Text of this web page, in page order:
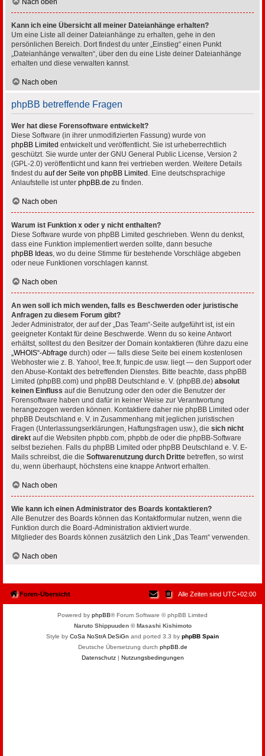
Nach oben
Kann ich eine Übersicht all meiner Dateianhänge erhalten?
Um eine Liste all deiner Dateianhänge zu erhalten, gehe in den
persönlichen Bereich. Dort findest du unter „Einstieg“ einen Punkt
„Dateianhänge verwalten“, über den du eine Liste deiner Dateianhänge
erhalten und diese verwalten kannst.
Nach oben
phpBB betreffende Fragen
Wer hat diese Forensoftware entwickelt?
Diese Software (in ihrer unmodifizierten Fassung) wurde von
phpBB Limited entwickelt und veröffentlicht. Sie ist urheberrechtlich
geschützt. Sie wurde unter der GNU General Public License, Version 2
(GPL-2.0) veröffentlicht und kann frei vertrieben werden. Weitere Details
findest du auf der Seite von phpBB Limited . Eine deutschsprachige
Anlaufstelle ist unter phpBB.de zu finden.
Nach oben
Warum ist Funktion x oder y nicht enthalten?
Diese Software wurde von phpBB Limited geschrieben. Wenn du denkst,
dass eine Funktion implementiert werden sollte, dann besuche
phpBB Ideas, wo du deine Stimme für bestehende Vorschläge abgeben
oder neue Funktionen vorschlagen kannst.
Nach oben
An wen soll ich mich wenden, falls es Beschwerden oder juristische
Anfragen zu diesem Forum gibt?
Jeder Administrator, der auf der „Das Team“-Seite aufgeführt ist, ist ein
geeigneter Kontakt für deine Beschwerde. Wenn du so keine Antwort
erhältst, solltest du den Besitzer der Domain kontaktieren (führe dazu eine
„WHOIS“-Abfrage durch) oder — falls diese Seite bei einem kostenlosen
Webhoster wie z. B. Yahoo!, free.fr, funpic.de usw. liegt — den Support oder
den Abuse-Kontakt des betreffenden Dienstes. Bitte beachte, dass phpBB
Limited (phpBB.com) und phpBB Deutschland e. V. (phpBB.de) absolut
keinen Einfluss auf die Benutzung oder den oder die Benutzer der
Forensoftware haben und dafür in keiner Weise zur Verantwortung
herangezogen werden können. Kontaktiere daher nie phpBB Limited oder
phpBB Deutschland e. V. in Zusammenhang mit jeglichen juristischen
Fragen (Unterlassungserklärungen, Haftungsfragen usw.), die sich nicht
direkt auf die Websiten phpbb.com, phpbb.de oder die phpBB-Software
selbst beziehen. Falls du phpBB Limited oder phpBB Deutschland e. V. E-
Mails schreibst, die die Softwarenutzung durch Dritte betreffen, so wirst
du, wenn überhaupt, höchstens eine knappe Antwort erhalten.
Nach oben
Wie kann ich einen Administrator des Boards kontaktieren?
Alle Benutzer des Boards können das Kontaktformular nutzen, wenn die
Funktion durch die Board-Administration aktiviert wurde.
Mitglieder des Boards können zusätzlich den Link „Das Team“ verwenden.
Nach oben
Foren-Übersicht Alle Zeiten sind UTC+02:00
Powered by phpBB® Forum Software © phpBB Limited
Naruto Shippuuden © Masashi Kishimoto
Style by CoSa NoStrA DeSiGn and ported 3.3 by phpBB Spain
Deutsche Übersetzung durch phpBB.de
Datenschutz| Nutzungsbedingungen